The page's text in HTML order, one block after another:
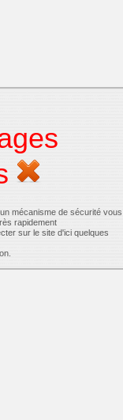
mécanisme de sécurité vous
rapidement
sur le site d'ici quelques